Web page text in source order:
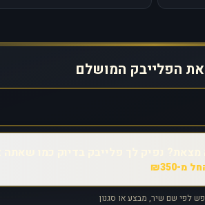
הפלייבק המושלם
מ-₪350
לפי שם שיר, מבצע או סגנון